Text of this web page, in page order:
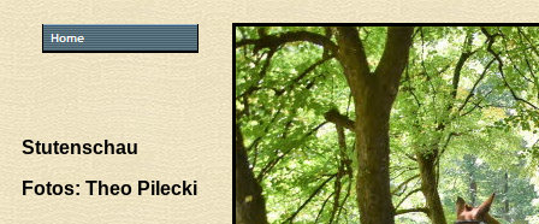
Stutenschau
Fotos: Theo Pilecki